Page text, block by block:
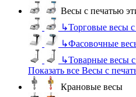
Весы с печатью
↳Торговые весы
↳Фасовочные
↳Товарные весы
Показать все Весы с
Крановые весы